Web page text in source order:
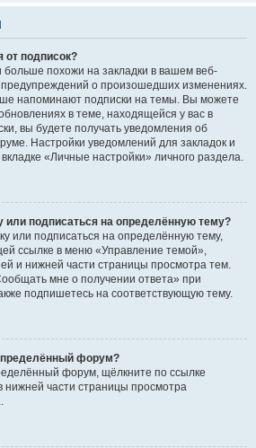
от подписок?
больше похожи на закладки в вашем веб-
о произошедших изменениях.
напоминают подписки на темы. Вы можете
в теме, находящейся у вас в
вы будете получать уведомления об
Настройки уведомлений для закладок и
«Личные настройки» личного раздела.
или подписаться на определённую тему?
или подписаться на определённую тему,
ссылке в меню «Управление темой»,
и нижней части страницы просмотра тем.
мне о получении ответа» при
подпишетесь на соответствующую тему.
форум?
форум, щёлкните по ссылке
части страницы просмотра